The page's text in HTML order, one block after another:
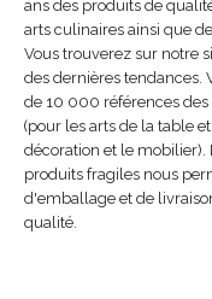
ans des produits de
arts culinaires ainsi que
Vous trouverez sur notre
des dernières tendances.
de 10 000 références des
(pour les arts de la table
décoration et le mobilier).
produits fragiles nous
d'emballage et de
qualité.